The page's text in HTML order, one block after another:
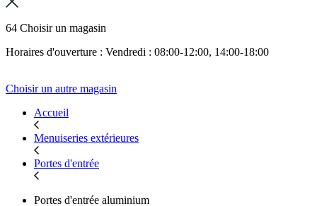
64 Choisir un magasin
Horaires d'ouverture : Vendredi : 08:00-12:00, 14:00-18:00
Choisir un autre magasin
Accueil
Menuiseries extérieures
Portes d'entrée
Portes d'entrée aluminium